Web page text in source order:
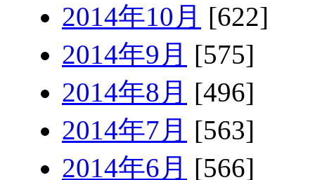
2014年10月 [622]
2014年9月 [575]
2014年8月 [496]
2014年7月 [563]
2014年6月 [566]